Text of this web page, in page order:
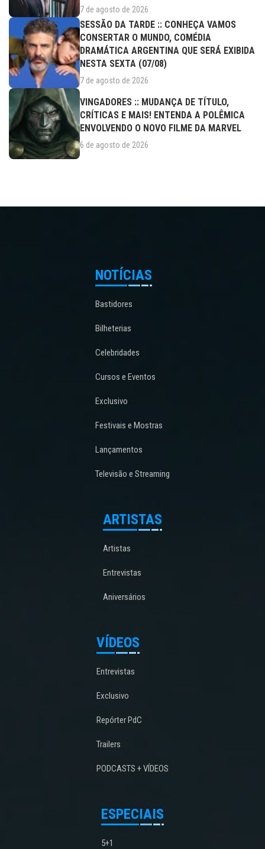
7 de agosto de 2026
SESSÃO DA TARDE :: CONHEÇA VAMOS
CONSERTAR O MUNDO, COMÉDIA
DRAMÁTICA ARGENTINA QUE SERÁ EXIBIDA
NESTA SEXTA (07/08)
7 de agosto de 2026
VINGADORES :: MUDANÇA DE TÍTULO,
CRÍTICAS E MAIS! ENTENDA A POLÊMICA
ENVOLVENDO O NOVO FILME DA MARVEL
6 de agosto de 2026
NOTÍCIAS
Bastidores
Bilheterias
Celebridades
Cursos e Eventos
Exclusivo
Festivais e Mostras
Lançamentos
Televisão e Streaming
ARTISTAS
Artistas
Entrevistas
Aniversários
VÍDEOS
Entrevistas
Exclusivo
Repórter PdC
Trailers
PODCASTS + VÍDEOS
ESPECIAIS
5+1